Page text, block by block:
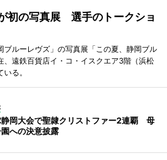
初の写真展 選手のトークショ
ブルーレヴズ」の写真展「この夏、静岡ブル
、遠鉄百貨店イ・コ・イスクエア3階（浜松
る。
静岡大会で聖隷クリストファー2連覇 母
への決意披露